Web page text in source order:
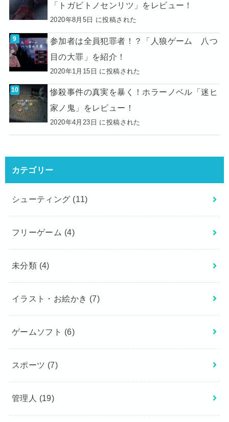
「トガビトノセンリツ」をレビュー！
2020年8月5日 に投稿された
参加者は全員犯罪者！？「人狼ゲーム 八つ
目の大罪」を紹介！
2020年1月15日 に投稿された
惨殺事件の真実を暴く！ホラーノベル「迷ヒ
家ノ鬼」をレビュー！
2020年4月23日 に投稿された
カテゴリー
シューティング (11)
フリーゲーム (4)
未分類 (4)
イラスト・お絵かき (7)
ゲームソフト (6)
スポーツ (7)
管理人 (19)